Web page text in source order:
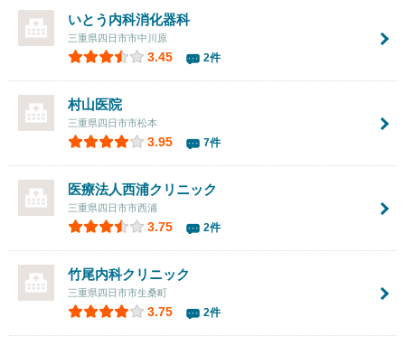
いとう内科消化器科
三重県四日市市中川原
3.45 2件
村山医院
三重県四日市市松本
3.95 7件
医療法人西浦クリニック
三重県四日市市西浦
3.75 2件
竹尾内科クリニック
三重県四日市市生桑町
3.75 2件